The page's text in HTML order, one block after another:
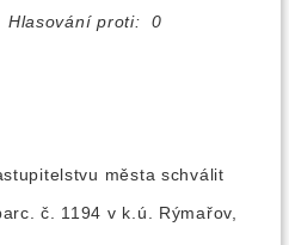
Hlasování proti: 0
města schválit
č. 1194 v k.ú. Rýmařov,